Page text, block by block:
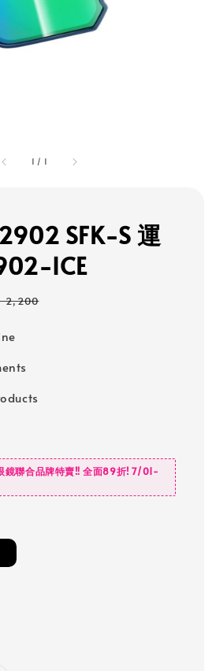
1 / 1
SFK-S 運
ICE
2,200
鏡聯合品牌特賣‼️ 全面89折! 7/01-